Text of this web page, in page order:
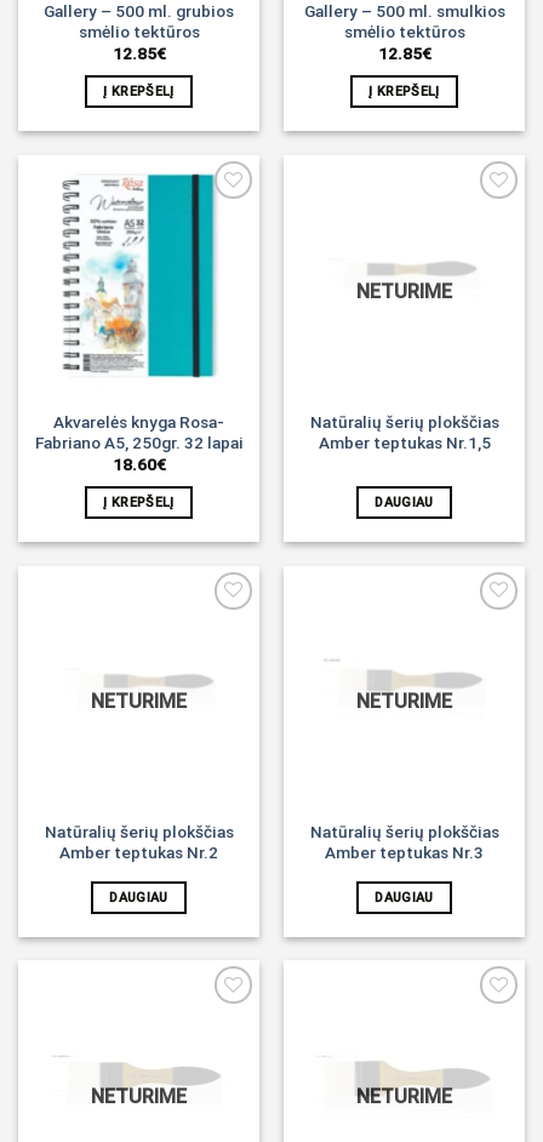
Gallery – 500 ml. grubios
smėlio tektūros
12.85€
Į KREPŠELĮ
Gallery – 500 ml. smulkios
smėlio tektūros
12.85€
Į KREPŠELĮ
Akvarelės knyga Rosa-
Fabriano A5, 250gr. 32 lapai
18.60€
Į KREPŠELĮ
NETURIME
Natūralių šerių plokščias
Amber teptukas Nr.1,5
DAUGIAU
NETURIME
Natūralių šerių plokščias
Amber teptukas Nr.2
DAUGIAU
NETURIME
Natūralių šerių plokščias
Amber teptukas Nr.3
DAUGIAU
NETURIME NETURIME